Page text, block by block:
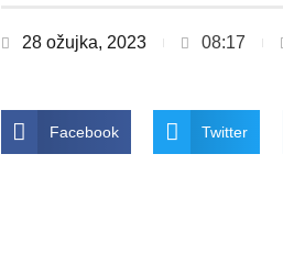
28 ožujka, 2023 08:17
Facebook Twitter